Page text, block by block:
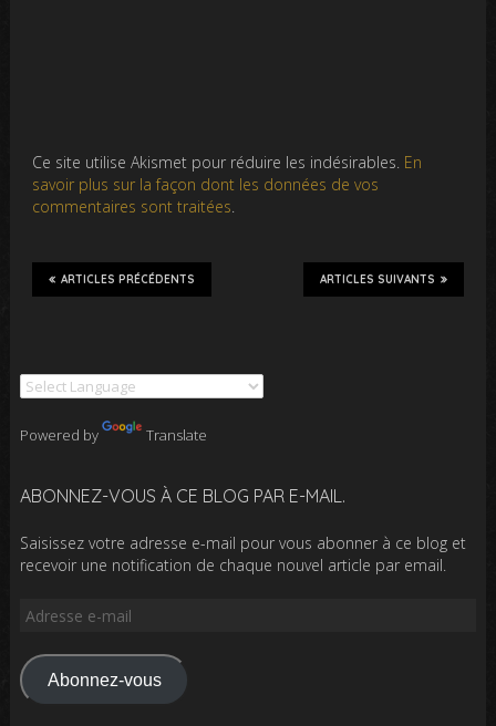
Ce site utilise Akismet pour réduire les indésirables. En
savoir plus sur la façon dont les données de vos
commentaires sont traitées.
ARTICLES SUIVANTS
ARTICLES PRÉCÉDENTS
Powered by Translate
ABONNEZ-VOUS À CE BLOG PAR E-MAIL.
Saisissez votre adresse e-mail pour vous abonner à ce blog et
recevoir une notification de chaque nouvel article par email.
Adresse
mail
Abonnez-vous